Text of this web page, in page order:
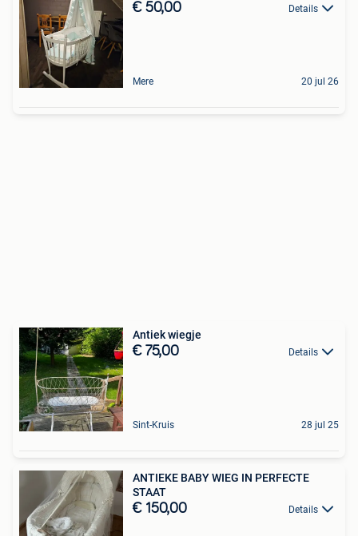
€ 50,00 Details
Mere 20 jul 26
Antiek wiegje
€ 75,00 Details
Sint-Kruis 28 jul 25
ANTIEKE BABY WIEG IN PERFECTE
STAAT
€ 150,00 Details